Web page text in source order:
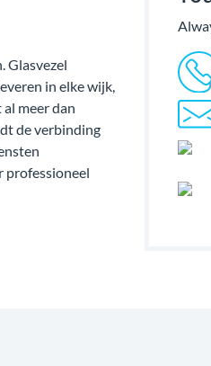
Glasvezel
in elke wijk,
meer dan
de verbinding
professioneel